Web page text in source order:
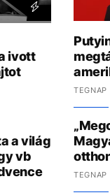
ivott
a világ
vb